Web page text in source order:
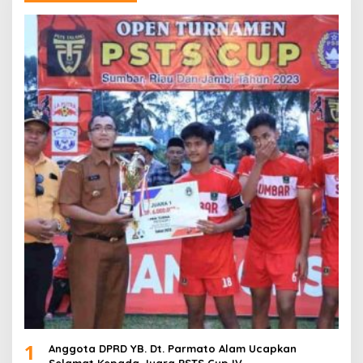
1
Anggota DPRD YB. Dt. Parmato Alam Ucapkan